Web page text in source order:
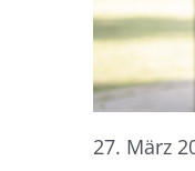
27. März